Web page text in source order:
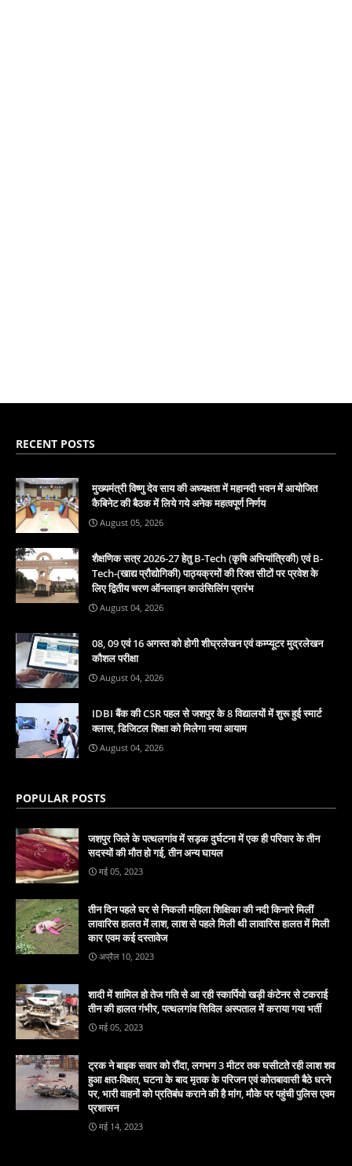
RECENT POSTS
मुख्यमंत्री विष्णु देव साय की अध्यक्षता में महानदी भवन में आयोजित
कैबिनेट की बैठक में लिये गये अनेक महत्वपूर्ण निर्णय
August 05, 2026
शैक्षणिक सत्र 2026-27 हेतु B-Tech (कृषि अभियांत्रिकी) एवं B-
Tech-(खाद्य प्रौद्योगिकी) पाठ्यक्रमों की रिक्त सीटों पर प्रवेश के
लिए द्वितीय चरण ऑनलाइन काउंसिलिंग प्रारंभ
August 04, 2026
08, 09 एवं 16 अगस्त को होगी शीघ्रलेखन एवं कम्प्यूटर मुद्रलेखन
कौशल परीक्षा
August 04, 2026
IDBI बैंक की CSR पहल से जशपुर के 8 विद्यालयों में शुरू हुई स्मार्ट
क्लास, डिजिटल शिक्षा को मिलेगा नया आयाम
August 04, 2026
POPULAR POSTS
जशपुर जिले के पत्थलगांव में सड़क दुर्घटना में एक ही परिवार के तीन
सदस्यों की मौत हो गई, तीन अन्य घायल
मई 05, 2023
तीन दिन पहले घर से निकली महिला शिक्षिका की नदी किनारे मिलीं
लावारिस हालत में लाश, लाश से पहले मिली थी लावारिस हालत में मिली
कार एवम कई दस्तावेज
अप्रैल 10, 2023
शादी में शामिल हो तेज गति से आ रही स्कार्पियो खड़ी कंटेनर से टकराई
तीन की हालत गंभीर, पत्थलगांव सिविल अस्पताल में कराया गया भर्ती
मई 05, 2023
ट्रक ने बाइक सवार को रौंदा, लगभग 3 मीटर तक घसीटते रही लाश शव
हुआ क्षत-विक्षत, घटना के बाद मृतक के परिजन एवं कोतबावासी बैठे धरने
पर, भारी वाहनों को प्रतिबंध कराने की है मांग, मौके पर पहुंची पुलिस एवम
प्रशासन
मई 14, 2023